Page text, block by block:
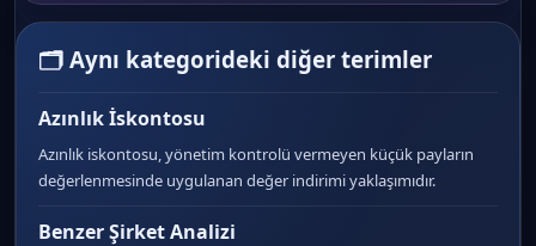
🗂 Aynı kategorideki diğer terimler
Azınlık İskontosu
Azınlık iskontosu, yönetim kontrolü vermeyen küçük payların
değerlenmesinde uygulanan değer indirimi yaklaşımıdır.
Benzer Şirket Analizi